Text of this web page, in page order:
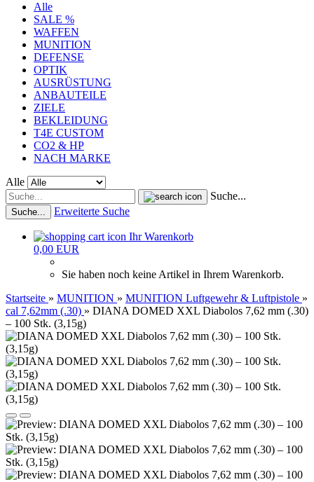
Alle
SALE %
WAFFEN
MUNITION
DEFENSE
OPTIK
AUSRÜSTUNG
ANBAUTEILE
ZIELE
BEKLEIDUNG
T4E CUSTOM
CO2 & HP
NACH MARKE
Alle
Suche...
Suche... Erweiterte Suche
Ihr Warenkorb
0,00 EUR
Sie haben noch keine Artikel in Ihrem Warenkorb.
Startseite » MUNITION » MUNITION Luftgewehr & Luftpistole »
cal 7,62mm (.30) » DIANA DOMED XXL Diabolos 7,62 mm (.30)
– 100 Stk. (3,15g)